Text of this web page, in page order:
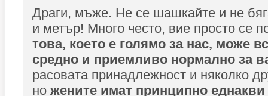
Драги, мъже. Не се шашкайте и не
и метър! Много често, вие просто се
това, което е голямо за нас, може
средно и приемливо нормално за
расовата принадлежност и няколко
но жените имат принципно еднакви